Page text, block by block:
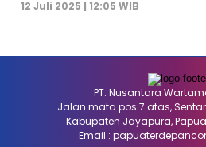
12 Juli 2025 | 12:05 WIB
PT. Nusantara
Jalan mata pos 7 atas,
Kabupaten Jayapura, Papua
Email :